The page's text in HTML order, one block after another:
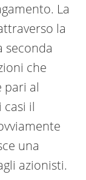
La
la
seconda
che
pari al
casi il
una
azionisti.